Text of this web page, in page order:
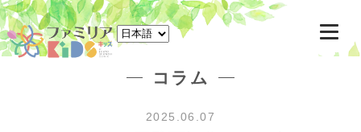
東京駅八重洲北口徒歩3分 千葉駅ペリエ千葉6F 一時預かり託児所
コラム
2025.06.07